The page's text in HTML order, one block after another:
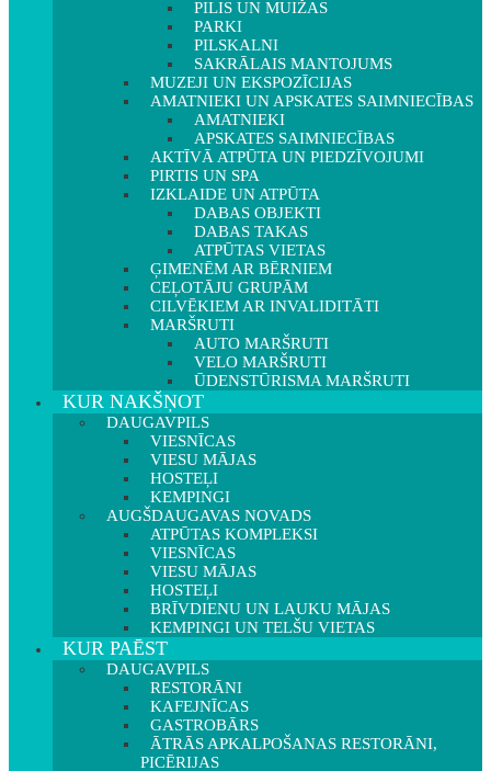
PILIS UN MUIŽAS
PARKI
PILSKALNI
SAKRĀLAIS MANTOJUMS
MUZEJI UN EKSPOZĪCIJAS
AMATNIEKI UN APSKATES SAIMNIECĪBAS
AMATNIEKI
APSKATES SAIMNIECĪBAS
AKTĪVĀ ATPŪTA UN PIEDZĪVOJUMI
PIRTIS UN SPA
IZKLAIDE UN ATPŪTA
DABAS OBJEKTI
DABAS TAKAS
ATPŪTAS VIETAS
ĢIMENĒM AR BĒRNIEM
CEĻOTĀJU GRUPĀM
CILVĒKIEM AR INVALIDITĀTI
MARŠRUTI
AUTO MARŠRUTI
VELO MARŠRUTI
ŪDENSTŪRISMA MARŠRUTI
KUR NAKŠŅOT
DAUGAVPILS
VIESNĪCAS
VIESU MĀJAS
HOSTEĻI
KEMPINGI
AUGŠDAUGAVAS NOVADS
ATPŪTAS KOMPLEKSI
VIESNĪCAS
VIESU MĀJAS
HOSTEĻI
BRĪVDIENU UN LAUKU MĀJAS
KEMPINGI UN TELŠU VIETAS
KUR PAĒST
DAUGAVPILS
RESTORĀNI
KAFEJNĪCAS
GASTROBĀRS
ĀTRĀS APKALPOŠANAS RESTORĀNI,
PICĒRIJAS